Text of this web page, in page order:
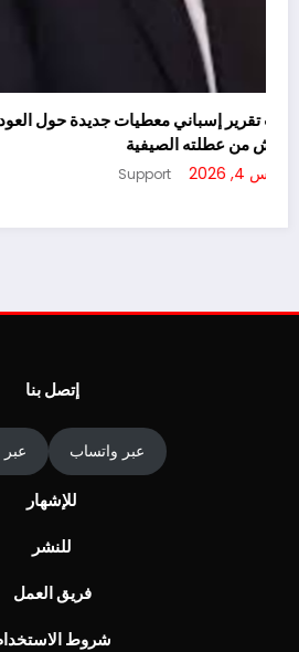
يسرّب تقرير إسباني معطيات جديدة حول
لأخنوش من عطلته الصيفية
أغسطس 4, 2026 Support
إتصل بنا
عبر واتساب عبر
للإشهار
للنشر
فريق العمل
شروط